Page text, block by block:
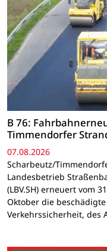
B 76:
Timmendorfer
07.08.2026
Scharbeutz/
Landesbetrieb
(LBV.SH) erneuert vom
Oktober die
Verkehrssicherheit, des